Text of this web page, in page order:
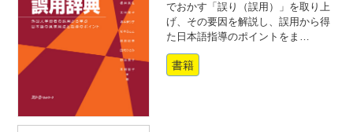
でおかす「誤り（誤用）」を取り上
げ、その要因を解説し、誤用から得
た日本語指導のポイントをま…
書籍